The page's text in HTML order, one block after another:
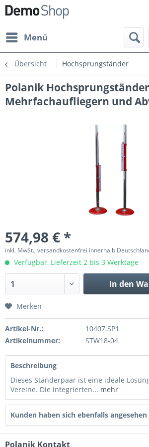
Menü
Übersicht Hochsprungständer
Polanik
Mehrfachaufliegern und
574,98 € *
inkl. MwSt., versandkostenfrei innerhalb
Verfügbar, Lieferzeit 2 bis 3 Werktage
In den
Merken
Artikel-Nr.:
10407.SP1
Artikelnummer:
STW18-04
Beschreibung
Dieses Ständerpaar ist eine ideale
Vereine. Die integrierten... mehr
Kunden haben sich ebenfalls angesehen
Polanik Kontakt